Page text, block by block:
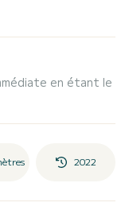
en étant le
2022